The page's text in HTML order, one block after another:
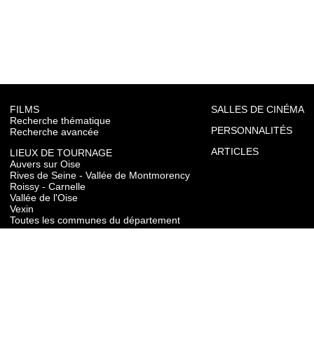
FILMS
Recherche thématique
Recherche avancée
LIEUX DE TOURNAGE
Auvers sur Oise
Rives de Seine - Vallée de Montmorency
Roissy - Carnelle
Vallée de l'Oise
Vexin
Toutes les communes du département
SALLES DE CINÉMA
PERSONNALITÉS
ARTICLES